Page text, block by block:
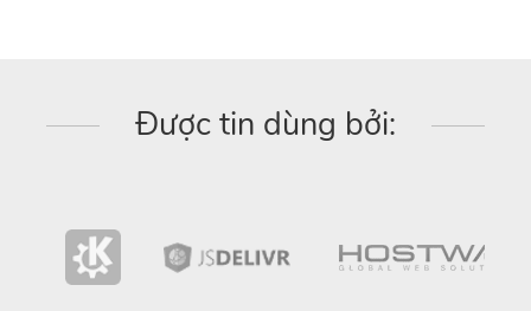
Được tin dùng bởi: